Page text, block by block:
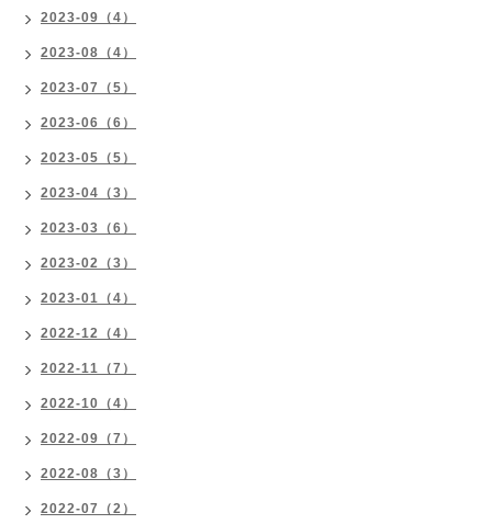
2023-09（4）
2023-08（4）
2023-07（5）
2023-06（6）
2023-05（5）
2023-04（3）
2023-03（6）
2023-02（3）
2023-01（4）
2022-12（4）
2022-11（7）
2022-10（4）
2022-09（7）
2022-08（3）
2022-07（2）